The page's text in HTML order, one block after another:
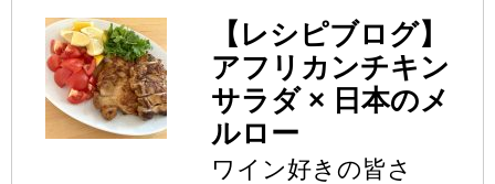
【レシピブログ】
アフリカンチキン
サラダ × 日本のメ
ルロー
ワイン好きの皆さ